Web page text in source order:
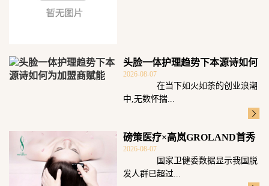
头脸一体护理趋势下本源诗如何
为加盟商赋能
2026-08-07
在当下如火如荼的创业浪潮
中,无数怀揣...
磅策医疗×高岚GROLAND首秀
广州发博
2026-08-07
国家卫健委数据显示我国脱
发人群已超过...